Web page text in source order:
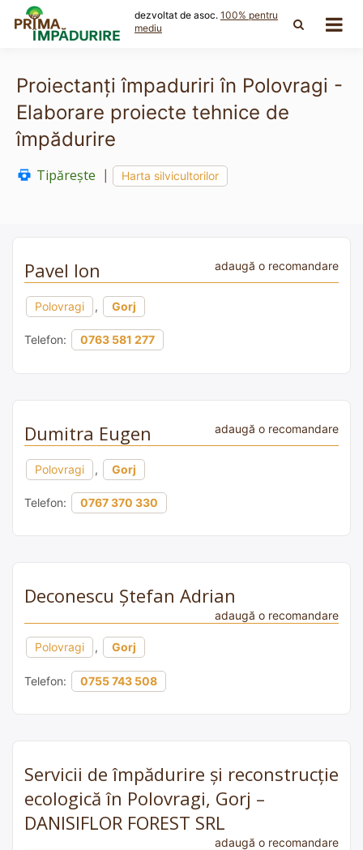
content
dezvoltat de asoc. 100% pentru
mediu
Proiectanți împaduriri în Polovragi -
Elaborare proiecte tehnice de
împădurire
Tipărește Harta silvicultorilor
Pavel Ion adaugă o recomandare
Polovragi , Gorj
Telefon: 0763 581 277
Dumitra Eugen adaugă o recomandare
Polovragi , Gorj
Telefon: 0767 370 330
Deconescu Ștefan Adrian
adaugă o recomandare
Polovragi , Gorj
Telefon: 0755 743 508
Servicii de împădurire și reconstrucție
ecologică în Polovragi, Gorj –
DANISIFLOR FOREST SRL
adaugă o recomandare